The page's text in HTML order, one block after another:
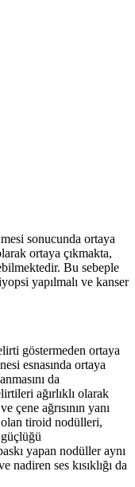
sonucunda ortaya
ortaya çıkmakta,
Bu sebeple
yapılmalı ve kanser
göstermeden ortaya
esnasında ortaya
da
ağırlıklı olarak
çene ağrısının yanı
olan tiroid nodülleri,
yapan nodüller aynı
nadiren ses kısıklığı da